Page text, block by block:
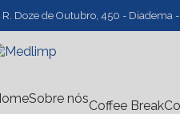
R. Doze de Outubro, 450 - Diadema -
Home Sobre nós
Coffee Break